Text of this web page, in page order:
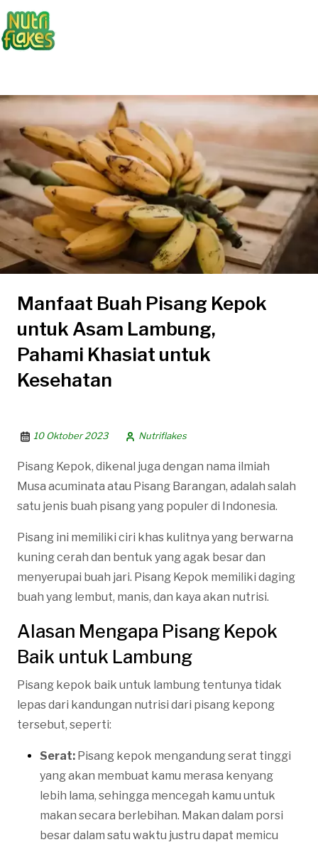
Manfaat Buah Pisang Kepok
untuk Asam Lambung,
Pahami Khasiat untuk
Kesehatan
10 Oktober 2023 Nutriflakes
Pisang Kepok, dikenal juga dengan nama ilmiah
Musa acuminata atau Pisang Barangan, adalah salah
satu jenis buah pisang yang populer di Indonesia.
Pisang ini memiliki ciri khas kulitnya yang berwarna
kuning cerah dan bentuk yang agak besar dan
menyerupai buah jari. Pisang Kepok memiliki daging
buah yang lembut, manis, dan kaya akan nutrisi.
Alasan Mengapa Pisang Kepok
Baik untuk Lambung
Pisang kepok baik untuk lambung tentunya tidak
lepas dari kandungan nutrisi dari pisang kepong
tersebut, seperti:
Serat: Pisang kepok mengandung serat tinggi
yang akan membuat kamu merasa kenyang
lebih lama, sehingga mencegah kamu untuk
makan secara berlebihan. Makan dalam porsi
besar dalam satu waktu justru dapat memicu